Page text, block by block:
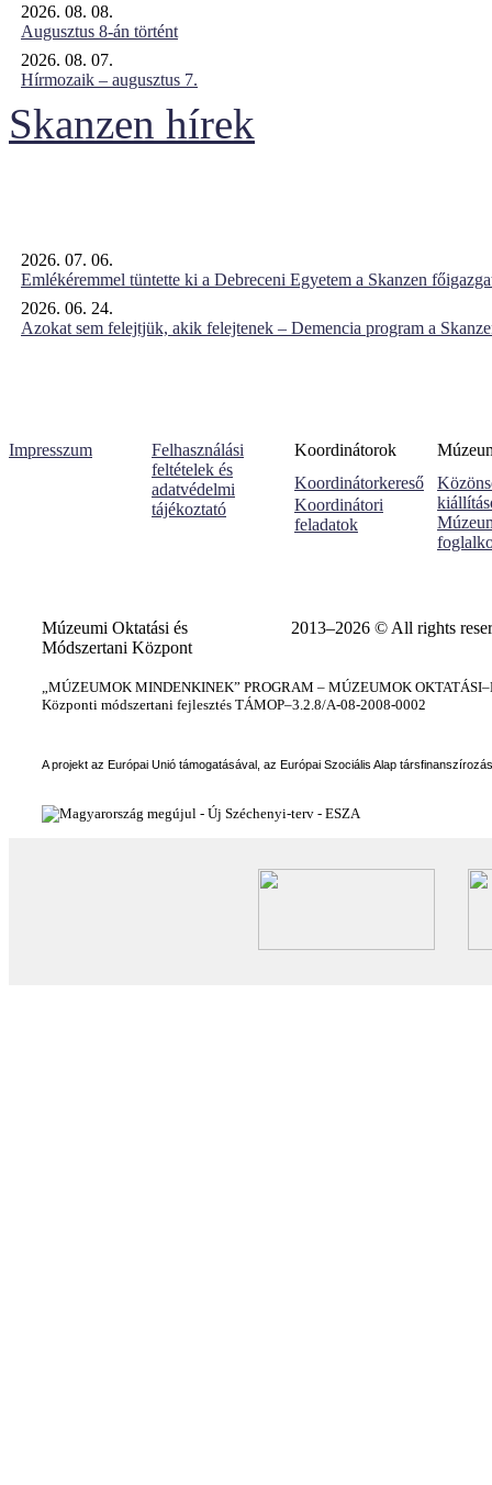
2026. 08. 08.
Augusztus 8-án történt
2026. 08. 07.
Hírmozaik – augusztus 7.
Skanzen hírek
2026. 07. 06.
Emlékéremmel tüntette ki a Debreceni Egyetem a Skanzen
2026. 06. 24.
Azokat sem felejtjük, akik felejtenek – Demencia program a
Impresszum
Felhasználási
feltételek és
adatvédelmi
tájékoztató
Koordinátorok
Koordinátorkereső
Koordinátori
feladatok
Múzeumi Oktatási és
Módszertani Központ
2013–2026 © All rights
„MÚZEUMOK MINDENKINEK” PROGRAM – MÚZEUMOK
Központi módszertani fejlesztés TÁMOP–3.2.8/A-08-2008-0002
A projekt az Európai Unió támogatásával, az Európai Szociális Alap